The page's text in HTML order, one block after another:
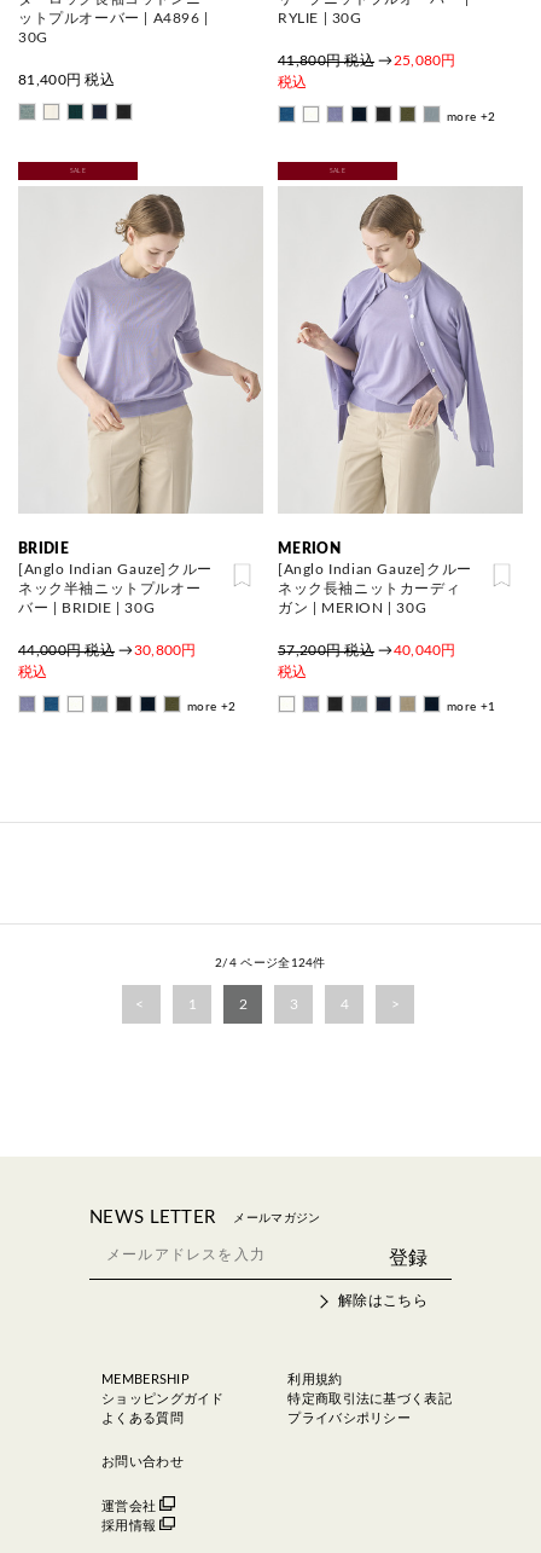
ットプルオーバー | A4896 |
30G
81,400円 税込
RYLIE | 30G
41,800円 税込 →25,080円
税込
more +2
SALE
BRIDIE
[Anglo Indian Gauze]クルー
ネック半袖ニットプルオー
バー | BRIDIE | 30G
44,000円 税込 →30,800円
税込
more +2
SALE
MERION
[Anglo Indian Gauze]クルー
ネック長袖ニットカーディ
ガン | MERION | 30G
57,200円 税込 →40,040円
税込
more +1
2/4 ページ全124件
1 2 3 4
NEWS LETTER メールマガジン
解除はこちら
MEMBERSHIP
ショッピングガイド
よくある質問
お問い合わせ
運営会社
採用情報
利用規約
特定商取引法に基づく表記
プライバシポリシー